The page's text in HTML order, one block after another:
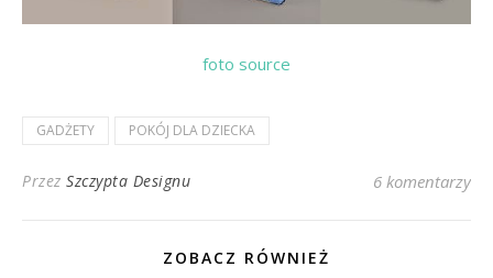
foto source
GADŻETY POKÓJ DLA DZIECKA
Przez Szczypta Designu 6 komentarzy
ZOBACZ RÓWNIEŻ